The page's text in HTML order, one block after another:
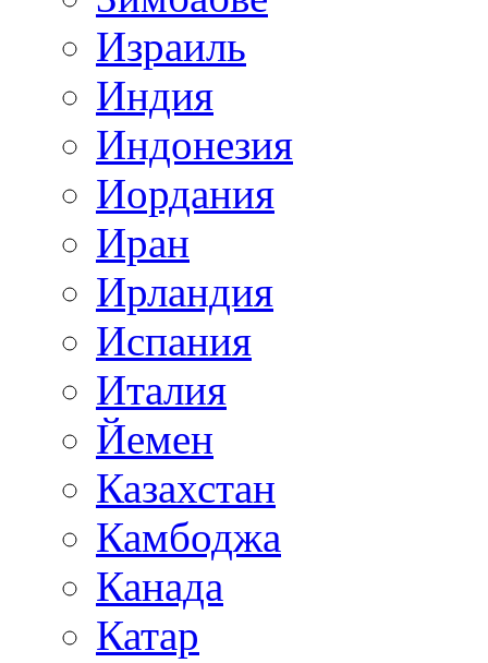
Израиль
Индия
Индонезия
Иордания
Иран
Ирландия
Испания
Италия
Йемен
Казахстан
Камбоджа
Канада
Катар